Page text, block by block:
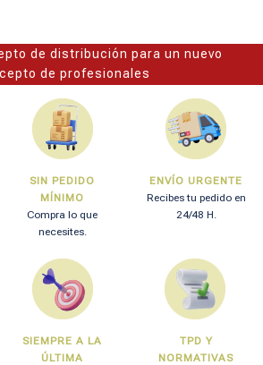
de distribución para un nuevo
de profesionales
SIN PEDIDO
MÍNIMO
Compra lo que
necesites.
ENVÍO URGENTE
Recibes tu pedido en
24/48 H.
SIEMPRE A LA
ÚLTIMA
TPD Y
NORMATIVAS